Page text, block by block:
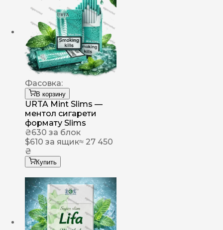
Фасовка:
В корзину
URTA Mint Slims —
ментол сигарети
формату Slims
₴630 за блок
$610 за ящик≈ 27 450
₴
Купить